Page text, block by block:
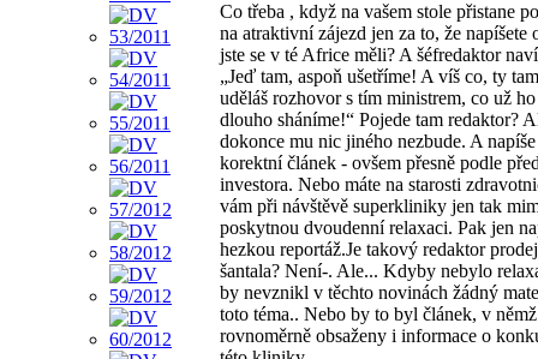
Co třeba , když na vašem stole přistane
na atraktivní zájezd jen za to, že napíšete
jste se v té Africe měli? A šéfredaktor
„Jeď tam, aspoň ušetříme! A víš co, ty
uděláš rozhovor s tím ministrem, co už
dlouho sháníme!“ Pojede tam redaktor?
dokonce mu nic jiného nezbude. A
korektní článek - ovšem přesně podle
investora. Nebo máte na starosti
vám při návštěvě superkliniky jen tak
poskytnou dvoudenní relaxaci. Pak jen
hezkou reportáž.Je takový redaktor
šantala? Není-. Ale... Kdyby nebylo
by nevznikl v těchto novinách žádný
toto téma.. Nebo by to byl článek, v
rovnoměrně obsaženy i informace o